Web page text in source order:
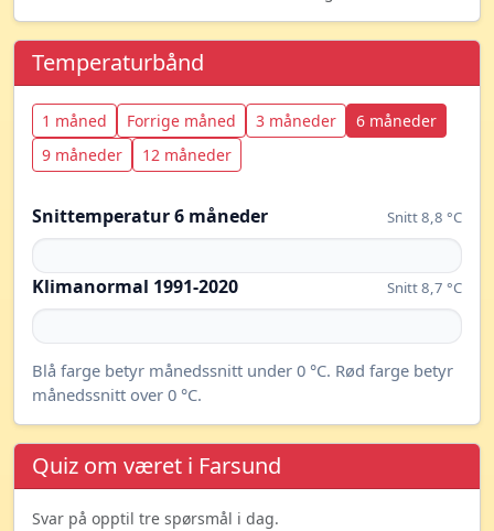
Temperaturbånd
1 måned Forrige måned 3 måneder
6 måneder
9 måneder
12 måneder
Snittemperatur 6 måneder Snitt 8,8 °C
Klimanormal 1991-2020 Snitt 8,7 °C
Blå farge betyr månedssnitt under 0 °C. Rød farge betyr
månedssnitt over 0 °C.
Quiz om været i Farsund
Svar på opptil tre spørsmål i dag.